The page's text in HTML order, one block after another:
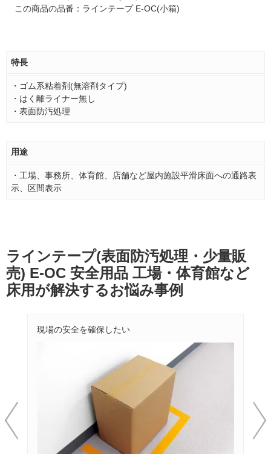
この商品の品番：ラインテープ E-OC(小箱)
特長
・ゴム系粘着剤(無溶剤タイプ)
・はく離ライナー無し
・表面防汚処理
用途
・工場、事務所、体育館、店舗など屋内施設平滑床面への通路表
示、区間表示
ラインテープ(表面防汚処理・少量販
売) E-OC 安全用品 工場・体育館など
床用が解決するお悩み事例
現場の安全を確保したい